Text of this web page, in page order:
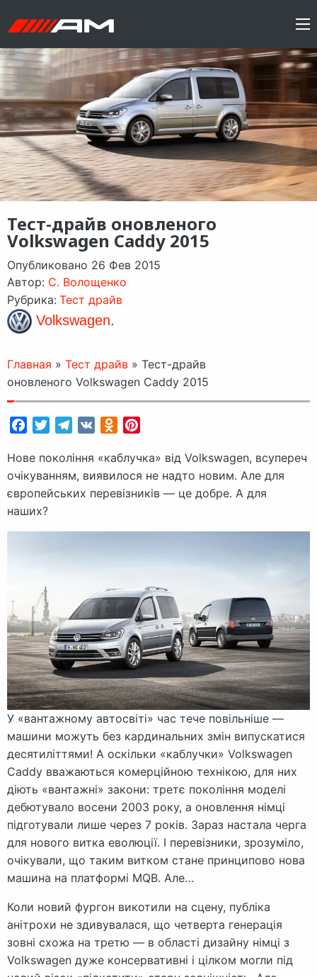
Тест-драйв оновленого
Volkswagen Caddy 2015
Опубликовано 26 Фев 2015
Автор: C. Волощенко
Рубрика: Тест драйв
Volkswagen.
Главная » Тест драйв » Тест-драйв
оновленого Volkswagen Caddy 2015
FacebookTwitterTelegram
VK Odnoklassniki
Нове покоління «каблучка» від Volkswagen, всупереч
очікуванням, виявилося не надто новим. Але для
європейських перевізників — це добре. А для
наших?
У «вантажному автосвіті» час тече повільніше —
машини можуть без кардинальних змін випускатися
десятиліттями! А оскільки «каблучки» Volkswagen
Caddy вважаються комерційною технікою, для них
діють «вантажні» закони: третє покоління моделі
дебютувало восени 2003 року, а оновлення німці
підготували лише через 7 років. Зараз настала черга
для нового витка еволюції. І перевізники, зрозуміло,
очікували, що таким витком стане принципово нова
машина на платформі MQB. Але…
Коли новий фургон викотили на сцену, публіка
анітрохи не здивувалася, що четверта генерація
зовні схожа на третю — в області дизайну німці з
Volkswagen дуже консервативні і цілком могли під